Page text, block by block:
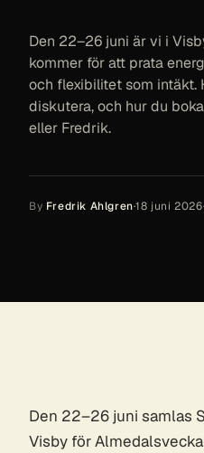
Den 22–26 juni är vi i
kommer för att prata
och flexibilitet som intäkt.
diskutera, och hur du
eller Fredrik.
By Fredrik Ahlgren·18 juni 2026
Den 22–26 juni samlas
Visby för